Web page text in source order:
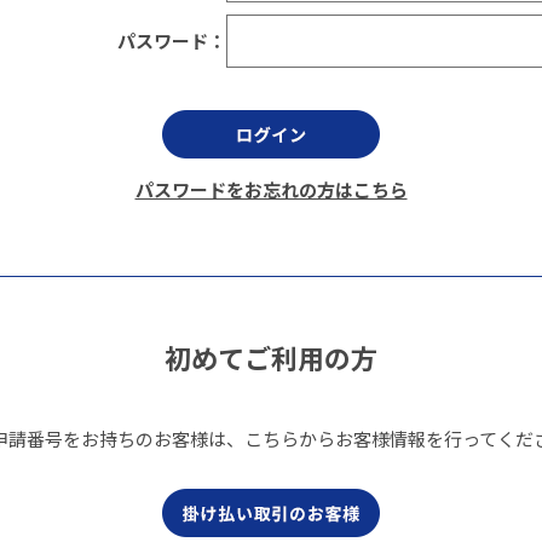
パスワード：
パスワードをお忘れの方はこちら
初めてご利用の方
請番号をお持ちのお客様は、こちらからお客様情報を行ってくだ